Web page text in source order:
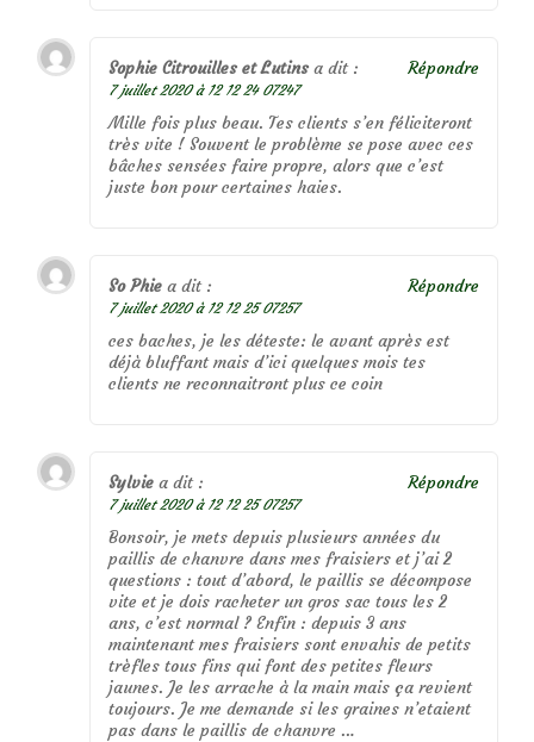
Sophie Citrouilles et Lutins a dit :
7 juillet 2020 à 12 12 24 07247
Mille fois plus beau. Tes clients s’en féliciteront
très vite ! Souvent le problème se pose avec ces
bâches sensées faire propre, alors que c’est
juste bon pour certaines haies.
Répondre
So Phie a dit :
7 juillet 2020 à 12 12 25 07257
ces baches, je les déteste: le avant après est
déjà bluffant mais d’ici quelques mois tes
clients ne reconnaitront plus ce coin
Répondre
Sylvie a dit :
7 juillet 2020 à 12 12 25 07257
Bonsoir, je mets depuis plusieurs années du
paillis de chanvre dans mes fraisiers et j’ai 2
questions : tout d’abord, le paillis se décompose
vite et je dois racheter un gros sac tous les 2
ans, c’est normal ? Enfin : depuis 3 ans
maintenant mes fraisiers sont envahis de petits
trèfles tous fins qui font des petites fleurs
jaunes. Je les arrache à la main mais ça revient
toujours. Je me demande si les graines n’etaient
pas dans le paillis de chanvre …
Répondre